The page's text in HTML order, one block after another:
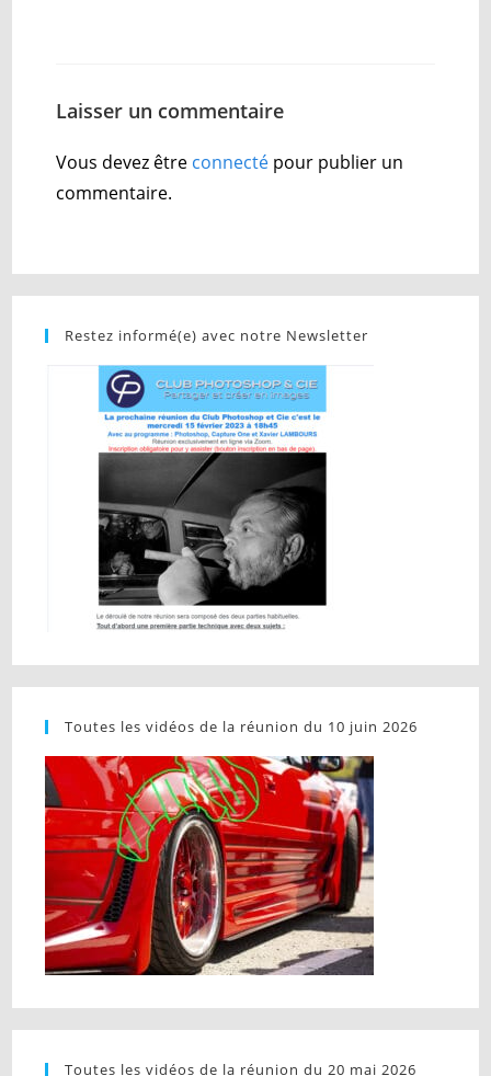
Laisser un commentaire
Vous devez être connecté pour publier un
commentaire.
Restez informé(e) avec notre Newsletter
Toutes les vidéos de la réunion du 10 juin 2026
Toutes les vidéos de la réunion du 20 mai 2026